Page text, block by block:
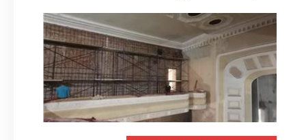
Новости
Карта событий
Трудовые конфликты
Отчеты
Предложить публикацию